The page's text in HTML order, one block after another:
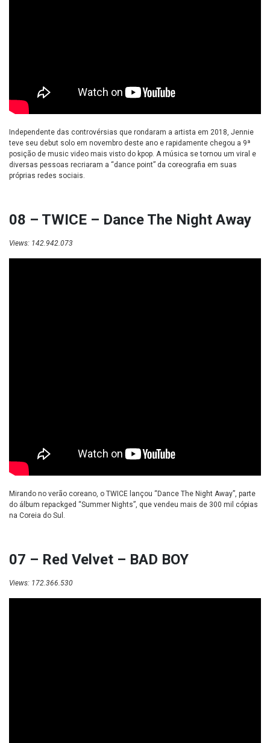
Independente das controvérsias que rondaram a artista em 2018, Jennie
teve seu debut solo em novembro deste ano e rapidamente chegou a 9ª
posição de music video mais visto do kpop. A música se tornou um viral e
diversas pessoas recriaram a “dance point” da coreografia em suas
próprias redes sociais.
08 – TWICE – Dance The Night Away
Views: 142.942.073
Mirando no verão coreano, o TWICE lançou “Dance The Night Away”, parte
do álbum repackged “Summer Nights”, que vendeu mais de 300 mil cópias
na Coreia do Sul.
07 – Red Velvet – BAD BOY
Views: 172.366.530